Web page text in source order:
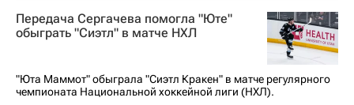
Юта Маммот
Ванкувер Кэнакс
Передача Сергачева помогла "Юте"
обыграть "Сиэтл" в матче НХЛ
"Юта Маммот" обыграла "Сиэтл Кракен" в матче регулярного
чемпионата Национальной хоккейной лиги (НХЛ).